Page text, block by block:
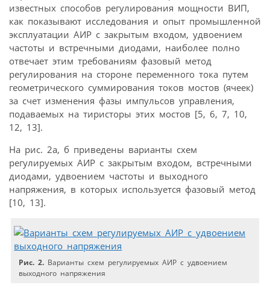
известных способов регулирования мощности ВИП,
как показывают исследования и опыт промышленной
эксплуатации АИР с закрытым входом, удвоением
частоты и встречными диодами, наиболее полно
отвечает этим требованиям фазовый метод
регулирования на стороне переменного тока путем
геометрического суммирования токов мостов (ячеек)
за счет изменения фазы импульсов управления,
подаваемых на тиристоры этих мостов [5, 6, 7, 10,
12, 13].
На рис. 2а, б приведены варианты схем
регулируемых АИР с закрытым входом, встречными
диодами, удвоением частоты и выходного
напряжения, в которых используется фазовый метод
[10, 13].
Рис. 2. Варианты схем регулируемых АИР с удвоением
выходного напряжения